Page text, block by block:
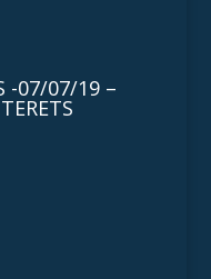
-07/07/19 –